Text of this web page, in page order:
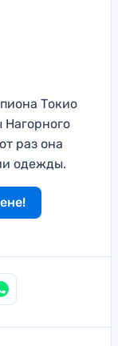
Токио
Нагорного
раз она
одежды.